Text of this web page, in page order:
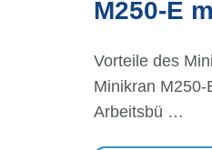
M250-E
Vorteile des
Minikran
Arbeitsbü …